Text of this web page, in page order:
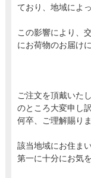
ており、地域によ
この影響により、
にお荷物のお届け
ご注文を頂戴いた
のところ大変申し
何卒、ご理解賜り
該当地域にお住ま
第一に十分にお気